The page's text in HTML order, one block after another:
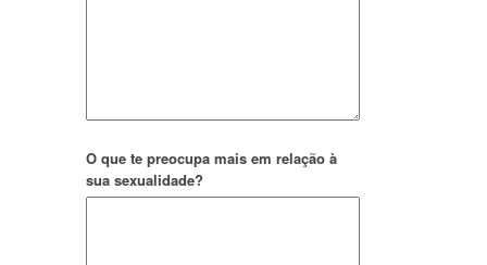
O que te preocupa mais em relação à
sua sexualidade?